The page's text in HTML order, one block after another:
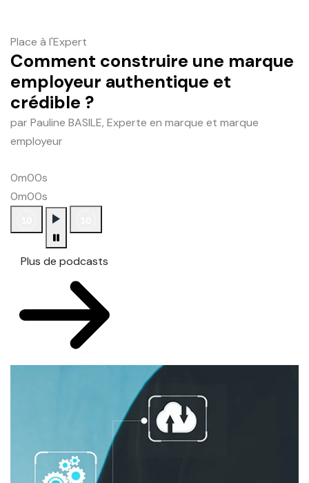
Place à l'Expert
Comment construire une marque
employeur authentique et
crédible ?
par Pauline BASILE, Experte en marque et marque
employeur
0m00s
0m00s
Plus de podcasts